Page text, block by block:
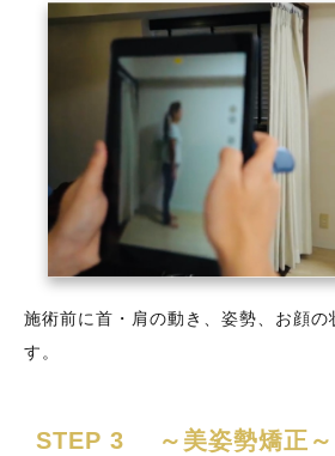
施術前に首・肩の動き、姿勢、お顔の
す。
STEP 3 ～美姿勢矯正～